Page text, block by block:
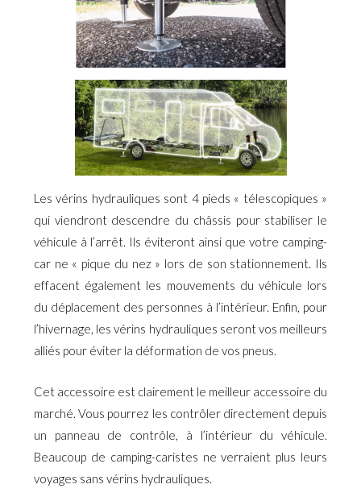
Les vérins hydrauliques sont 4 pieds « télescopiques »
qui viendront descendre du châssis pour stabiliser le
véhicule à l’arrêt. Ils éviteront ainsi que votre camping-
car ne « pique du nez » lors de son stationnement. Ils
effacent également les mouvements du véhicule lors
du déplacement des personnes à l’intérieur. Enfin, pour
l’hivernage, les vérins hydrauliques seront vos meilleurs
alliés pour éviter la déformation de vos pneus.
Cet accessoire est clairement le meilleur accessoire du
marché. Vous pourrez les contrôler directement depuis
un panneau de contrôle, à l’intérieur du véhicule.
Beaucoup de camping-caristes ne verraient plus leurs
voyages sans vérins hydrauliques.